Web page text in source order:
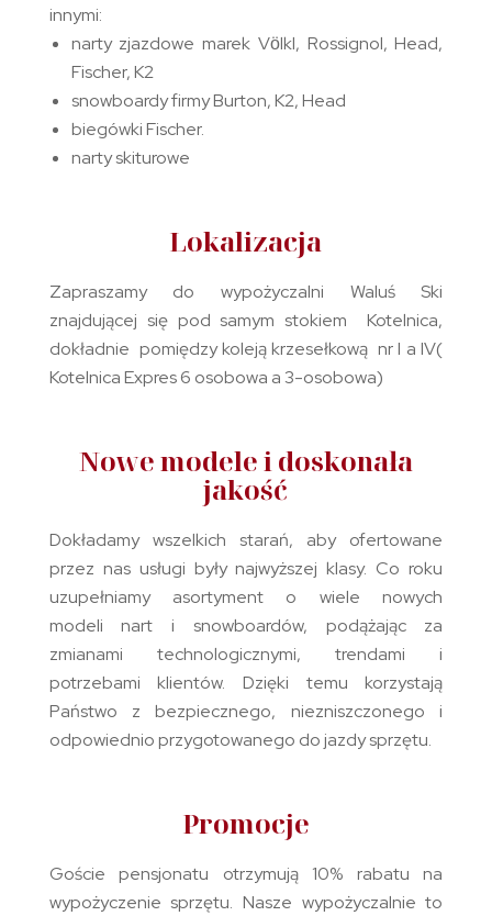
innymi:
narty zjazdowe marek Vӧlkl, Rossignol, Head,
Fischer, K2
snowboardy firmy Burton, K2, Head
biegówki Fischer.
narty skiturowe
Lokalizacja
Zapraszamy do wypożyczalni Waluś Ski
znajdującej się pod samym stokiem Kotelnica,
dokładnie pomiędzy koleją krzesełkową nr I a IV(
Kotelnica Expres 6 osobowa a 3-osobowa)
Nowe modele i doskonała
jakość
Dokładamy wszelkich starań, aby ofertowane
przez nas usługi były najwyższej klasy. Co roku
uzupełniamy asortyment o wiele nowych
modeli nart i snowboardów, podążając za
zmianami technologicznymi, trendami i
potrzebami klientów. Dzięki temu korzystają
Państwo z bezpiecznego, niezniszczonego i
odpowiednio przygotowanego do jazdy sprzętu.
Promocje
Goście pensjonatu otrzymują 10% rabatu na
wypożyczenie sprzętu. Nasze wypożyczalnie to